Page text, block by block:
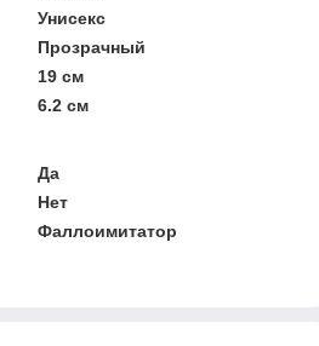
Унисекс
Прозрачный
19 см
6.2 см
Да
Нет
Фаллоимитатор